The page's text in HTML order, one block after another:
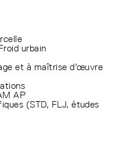
urbain
et à maîtrise d’œuvre
AP
(STD, FLJ, études